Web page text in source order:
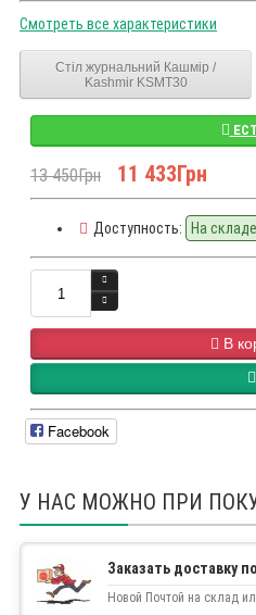
Смотреть все характеристики
Стіл журнальний Кашмір /
Kashmir KSMT30
13 450Грн 11 433Грн
Доступность: На складе
В
Facebook
У НАС МОЖНО ПРИ
Заказать доставку
Новой Почтой на склад